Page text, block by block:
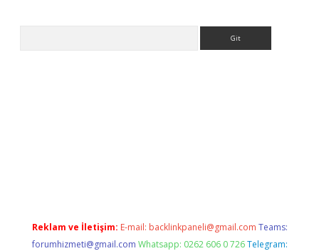
Reklam ve İletişim: E-mail: backlinkpaneli@gmail.com Teams:
forumhizmeti@gmail.com Whatsapp: 0262 606 0 726 Telegram: